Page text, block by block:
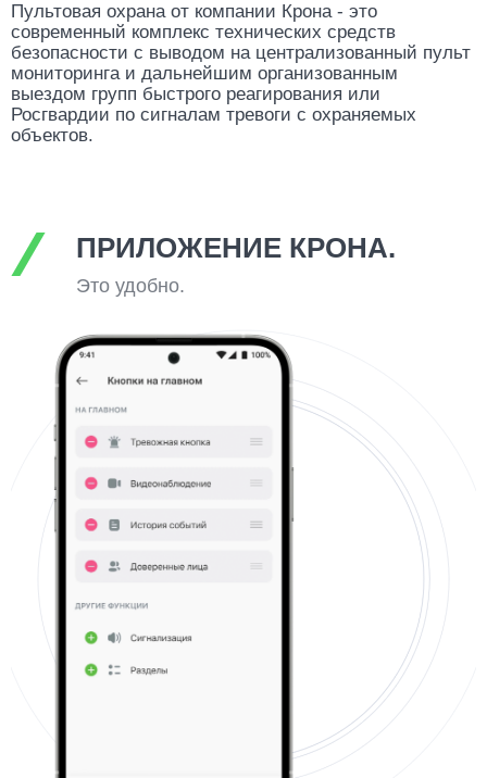
Пультовая охрана от компании Крона - это
современный комплекс технических средств
безопасности с выводом на централизованный пульт
мониторинга и дальнейшим организованным
выездом групп быстрого реагирования или
Росгвардии по сигналам тревоги с охраняемых
объектов.
ПРИЛОЖЕНИЕ КРОНА.
Это удобно.